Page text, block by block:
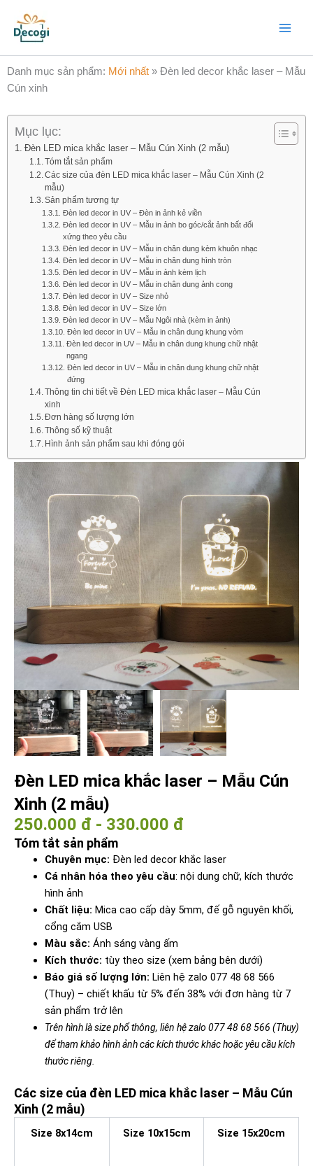
dung
Danh mục sản phẩm: Mới nhất » Đèn led decor khắc laser – Mẫu
Cún xinh
Mục lục:
Đèn LED mica khắc laser – Mẫu Cún Xinh (2 mẫu)
Tóm tắt sản phẩm
Các size của đèn LED mica khắc laser – Mẫu Cún Xinh (2
mẫu)
Sản phẩm tương tự
Đèn led decor in UV – Đèn in ảnh kẻ viền
Đèn led decor in UV – Mẫu in ảnh bo góc/cắt ảnh bất đối
xứng theo yêu cầu
Đèn led decor in UV – Mẫu in chân dung kèm khuôn nhạc
Đèn led decor in UV – Mẫu in chân dung hình tròn
Đèn led decor in UV – Mẫu in ảnh kèm lịch
Đèn led decor in UV – Mẫu in chân dung ảnh cong
Đèn led decor in UV – Size nhỏ
Đèn led decor in UV – Size lớn
Đèn led decor in UV – Mẫu Ngôi nhà (kèm in ảnh)
Đèn led decor in UV – Mẫu in chân dung khung vòm
Đèn led decor in UV – Mẫu in chân dung khung chữ nhật
ngang
Đèn led decor in UV – Mẫu in chân dung khung chữ nhật
đứng
Thông tin chi tiết về Đèn LED mica khắc laser – Mẫu Cún
xinh
Đơn hàng số lượng lớn​
Thông số kỹ thuật
Hình ảnh sản phẩm sau khi đóng gói
Đèn LED mica khắc laser – Mẫu Cún
Xinh (2 mẫu)
250.000 đ - 330.000 đ
Tóm tắt sản phẩm
Chuyên mục: Đèn led decor khắc laser
Cá nhân hóa theo yêu cầu: nội dung chữ, kích thước
hình ảnh
Chất liệu: Mica cao cấp dày 5mm, đế gỗ nguyên khối,
cổng cắm USB
Màu sắc: Ánh sáng vàng ấm
Kích thước: tùy theo size (xem bảng bên dưới)
Báo giá số lượng lớn: Liên hệ zalo 077 48 68 566
(Thuy) – chiết khấu từ 5% đến 38% với đơn hàng từ 7
sản phẩm trở lên
Trên hình là size phổ thông, liên hệ zalo 077 48 68 566 (Thuy)
để tham khảo hình ảnh các kích thước khác hoặc yêu cầu kích
thước riêng.
Các size của đèn LED mica khắc laser – Mẫu Cún
Xinh (2 mẫu)
Size 8x14cm Size 10x15cm Size 15x20cm